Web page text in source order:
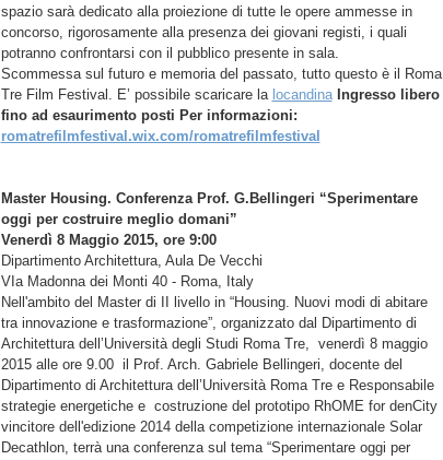
spazio sarà dedicato alla proiezione di tutte le opere ammesse in
concorso, rigorosamente alla presenza dei giovani registi, i quali
potranno confrontarsi con il pubblico presente in sala.
Scommessa sul futuro e memoria del passato, tutto questo è il Roma
Tre Film Festival. E’ possibile scaricare la locandina Ingresso libero
fino ad esaurimento posti Per informazioni:
romatrefilmfestival.wix.com/romatrefilmfestival
Master Housing. Conferenza Prof. G.Bellingeri “Sperimentare
oggi per costruire meglio domani”
Venerdì 8 Maggio 2015, ore 9:00
Dipartimento Architettura, Aula De Vecchi
VIa Madonna dei Monti 40 - Roma, Italy
Nell'ambito del Master di II livello in “Housing. Nuovi modi di abitare
tra innovazione e trasformazione”, organizzato dal Dipartimento di
Architettura dell’Università degli Studi Roma Tre, venerdì 8 maggio
2015 alle ore 9.00 il Prof. Arch. Gabriele Bellingeri, docente del
Dipartimento di Architettura dell’Università Roma Tre e Responsabile
strategie energetiche e costruzione del prototipo RhOME for denCity
vincitore dell'edizione 2014 della competizione internazionale Solar
Decathlon, terrà una conferenza sul tema “Sperimentare oggi per